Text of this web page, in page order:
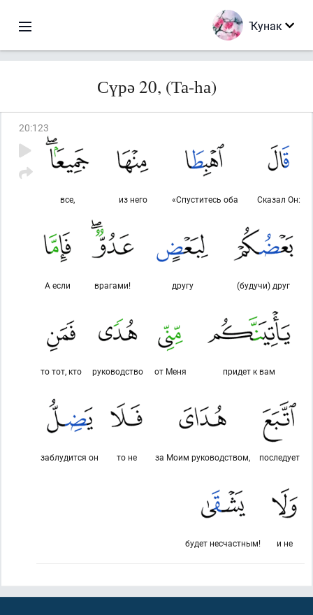
Ҡунак
Сүрә 20, (Та-һа)
20:123
Сказал Он:
«Спуститесь оба
из него
все,
(будучи) друг
другу
врагами!
А если
придет к вам
от Меня
руководство
то тот, кто
последует
за Моим руководством,
то не
заблудится он
и не
будет несчастным!